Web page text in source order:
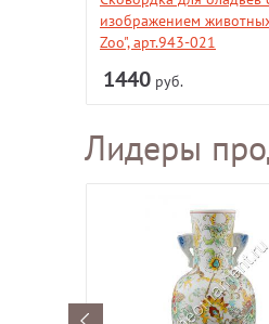
изображением
Zoo", арт.943-021
1440 руб.
Лидеры